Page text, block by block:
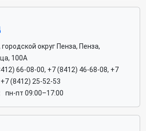
городской округ Пенза, Пенза,
100А
66-08-00, +7 (8412) 46-68-08, +7
(8412) 25-52-53
пн-пт 09:00–17:00